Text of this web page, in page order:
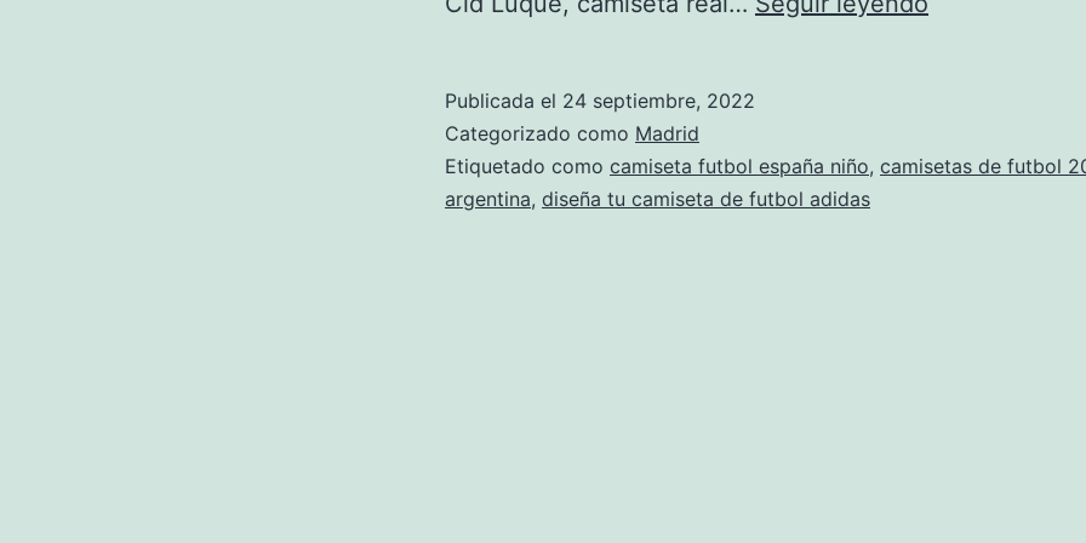
Publicada el 24 septiembre, 2022
Categorizado como Madrid
Etiquetado como camiseta futbol españa niño, camisetas de futbol
argentina, diseña tu camiseta de futbol adidas